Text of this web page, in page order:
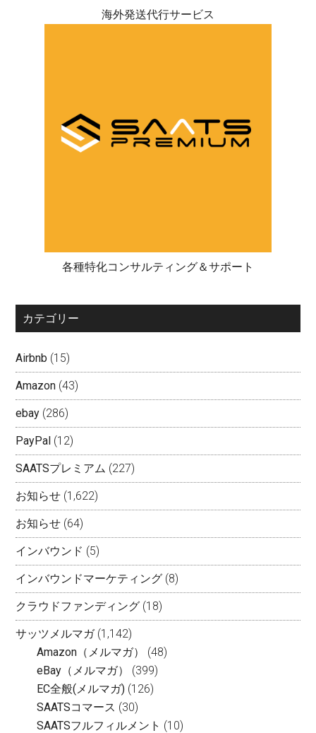
海外発送代行サービス
各種特化コンサルティング＆サポート
カテゴリー
Airbnb (15)
Amazon (43)
ebay (286)
PayPal (12)
SAATSプレミアム (227)
お知らせ (1,622)
お知らせ (64)
インバウンド (5)
インバウンドマーケティング (8)
クラウドファンディング (18)
サッツメルマガ(1,142)
Amazon（メルマガ）
(48)
eBay（メルマガ）
(399)
EC全般(メルマガ) (126)
SAATSコマース (30)
SAATSフルフィルメント (10)